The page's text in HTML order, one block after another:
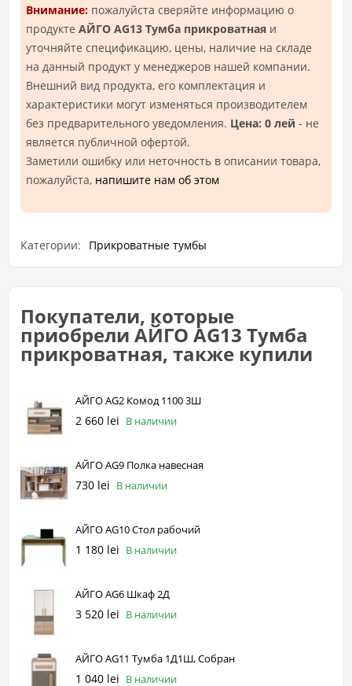
Внимание: пожалуйста сверяйте информацию о
продукте АЙГО AG13 Тумба прикроватная и
уточняйте спецификацию, цены, наличие на складе
на данный продукт у менеджеров нашей компании.
Внешний вид продукта, его комплектация и
характеристики могут изменяться производителем
без предварительного уведомления. Цена: 0 лей - не
является публичной офертой.
Заметили ошибку или неточность в описании товара,
пожалуйста, напишите нам об этом
Категории: Прикроватные тумбы
Покупатели, которые
приобрели АЙГО AG13 Тумба
прикроватная, также купили
АЙГО AG2 Комод 1100 3Ш
2 660 lei В наличии
АЙГО AG9 Полка навесная
730 lei В наличии
АЙГО AG10 Стол рабочий
1 180 lei В наличии
АЙГО AG6 Шкаф 2Д
3 520 lei В наличии
АЙГО AG11 Тумба 1Д1Ш, Собран
1 040 lei В наличии